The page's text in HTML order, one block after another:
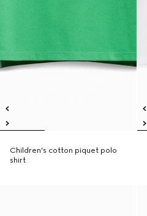
Children's cotton piquet polo
shirt